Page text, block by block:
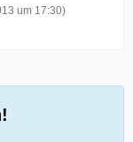
um 17:30)